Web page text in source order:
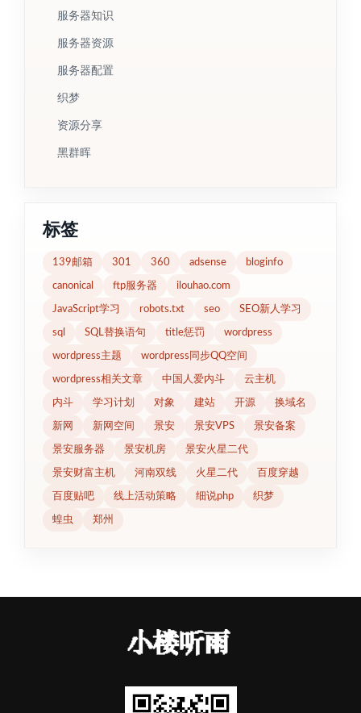
服务器知识
服务器资源
服务器配置
织梦
资源分享
黑群晖
标签
139邮箱 301 360 adsense bloginfo
canonical ftp服务器 ilouhao.com
JavaScript学习 robots.txt seo SEO新人学习
sql SQL替换语句 title惩罚 wordpress
wordpress主题 wordpress同步QQ空间
wordpress相关文章 中国人爱内斗 云主机
内斗 学习计划 对象 建站 开源 换域名
新网 新网空间 景安 景安VPS 景安备案
景安服务器 景安机房 景安火星二代
景安财富主机 河南双线 火星二代 百度穿越
百度贴吧 线上活动策略 细说php 织梦
蝗虫 郑州